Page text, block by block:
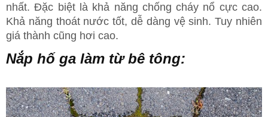
nhất. Đặc biệt là khả năng chống cháy nổ cực cao.
Khả năng thoát nước tốt, dễ dàng vệ sinh. Tuy nhiên
giá thành cũng hơi cao.
Nắp hố ga làm từ bê tông: